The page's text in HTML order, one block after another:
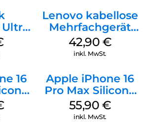
Lenovo kabellose
Mehrfachgerät
Luna Grey
42,90 €
inkl. MwSt.
16
Apple iPhone 16
Pro Max Silicone
Case MagSafe
Stone Gray
55,90 €
inkl. MwSt.